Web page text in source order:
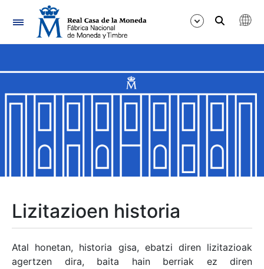
Nabigazioa
Erakutsi/Ezkutatu
Erakutsi/Ezkutatu
Erakutsi/Ezkutatu
Erakutsi/Ezkutatu
Lizitazioen historia
Atal honetan, historia gisa, ebatzi diren lizitazioak
agertzen dira, baita hain berriak ez diren